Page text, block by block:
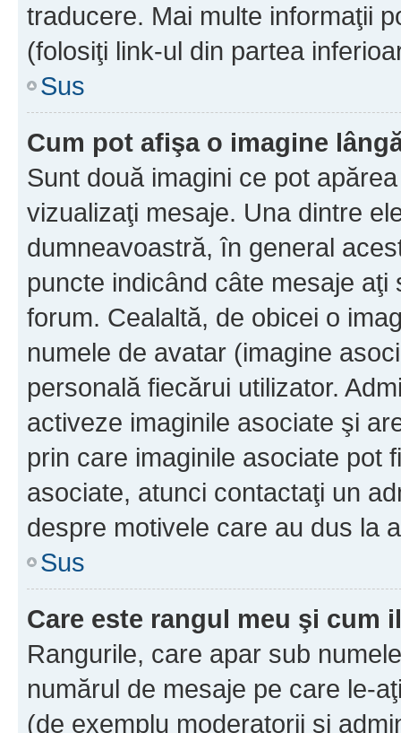
traducere. Mai multe informaţii
(folosiţi link-ul din partea
Sus
Cum pot afişa o imagine
Sunt două imagini ce pot
vizualizaţi mesaje. Una dintre
dumneavoastră, în general
puncte indicând câte mesaje
forum. Cealaltă, de obicei o
numele de avatar (imagine
personală fiecărui utilizator.
activeze imaginile asociate şi
prin care imaginile asociate pot
asociate, atunci contactaţi un
despre motivele care au dus la
Sus
Care este rangul meu şi cum
Rangurile, care apar sub
numărul de mesaje pe care le-
(de exemplu moderatorii şi